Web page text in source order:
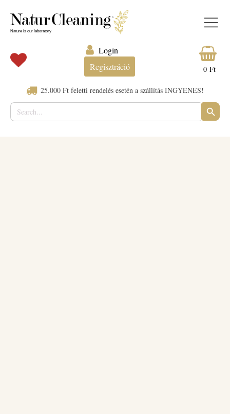
25.000 Ft feletti rendelés esetén a szállítás INGYENES!
Search
for:
SEARCH
BUTTON
Login
Regisztráció
0 Ft